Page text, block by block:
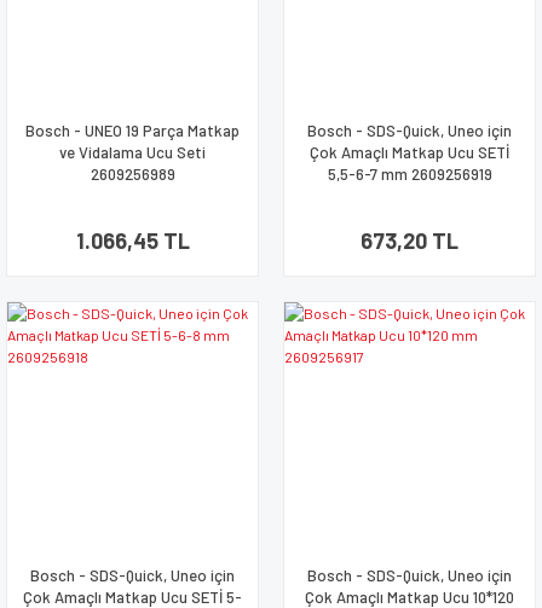
Bosch - UNEO 19 Parça Matkap
ve Vidalama Ucu Seti
2609256989
1.066,45 TL
Bosch - SDS-Quick, Uneo için
Çok Amaçlı Matkap Ucu SETİ
5,5-6-7 mm 2609256919
673,20 TL
Bosch - SDS-Quick, Uneo için
Çok Amaçlı Matkap Ucu SETİ 5-
Bosch - SDS-Quick, Uneo için
Çok Amaçlı Matkap Ucu 10*120